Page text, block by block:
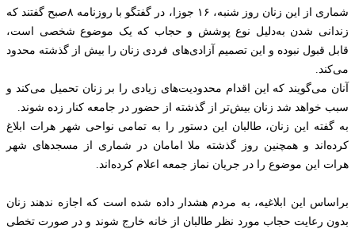
شماری از این زنان روز شنبه، ۱۶ جوزا، در گفتگو با روزنامه ۸صبح گفتند که
زندانی شدن به‌دلیل نوع پوشش و حجاب که یک موضوع شخصی است،
قابل قبول نبوده و این تصمیم آزادی‌های فردی زنان را بیش از گذشته محدود
می‌کند.
آنان می‌گویند که این اقدام محدودیت‌های زیادی را بر زنان تحمیل می‌کند و
سبب خواهد شد زنان بیش‌تر از گذشته از حضور در جامعه کنار زده شوند.
به گفته این زنان، طالبان این دستور را به تمامی نواحی شهر هرات ابلاغ
کرده‌اند و همچنین روز گذشته ملا امامان در شماری از مسجدهای شهر
هرات این موضوع را در جریان نماز جمعه اعلام کرده‌اند.
براساس این ابلاغیه، به مردم هشدار داده شده است که اجازه ندهند زنان
بدون رعایت حجاب مورد نظر طالبان از خانه خارج شوند و در صورت تخطی